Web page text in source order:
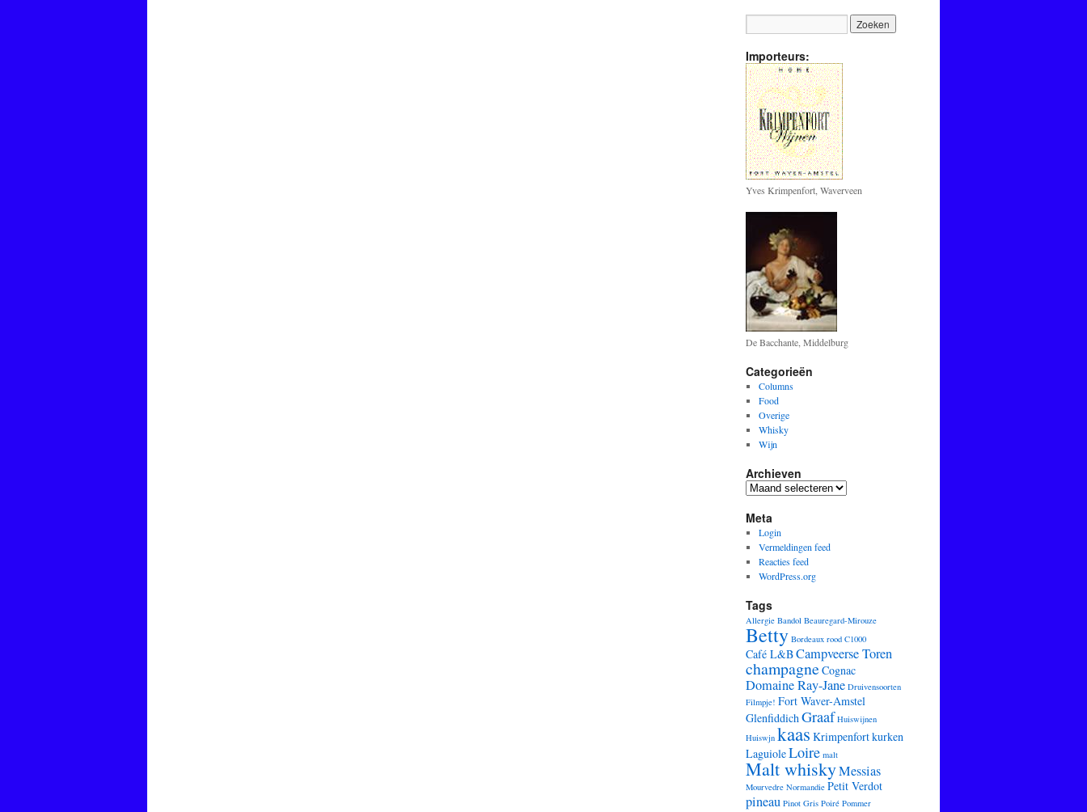
Importeurs:
Yves Krimpenfort, Waverveen
De Bacchante, Middelburg
Categorieën
Columns
Food
Overige
Whisky
Wijn
Archieven
Archieven
Meta
Login
Vermeldingen feed
Reacties feed
WordPress.org
Tags
Allergie Bandol Beauregard-Mirouze
Betty Bordeaux rood C1000
Café L&BCampveerse Toren
champagne Cognac
Domaine Ray-Jane Druivensoorten
Filmpje! Fort Waver-Amstel
Glenfiddich Graaf Huiswijnen
Huiswjn kaas Krimpenfortkurken
LaguioleLoire malt
Malt whiskyMessias
Mourvedre Normandie Petit Verdot
pineau Pinot Gris Poiré Pommer